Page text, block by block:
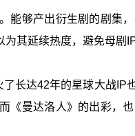
够产出衍生剧的剧集
其延续热度，避免母剧IP
长达42年的星球大战IP
《曼达洛人》的出彩，